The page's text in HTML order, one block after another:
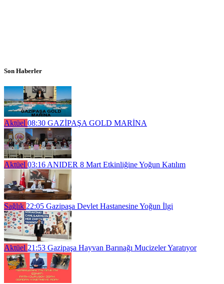
Son Haberler
Aktüel 08:30 GAZİPAŞA GOLD MARİNA
Aktüel 03:16 ANIDER 8 Mart Etkinliğine Yoğun Katılım
Sağlık 22:05 Gazipaşa Devlet Hastanesine Yoğun İlgi
Aktüel 21:53 Gazipaşa Hayvan Barınağı Mucizeler Yaratıyor